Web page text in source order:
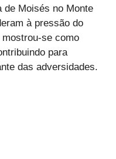
de Moisés no Monte
à pressão do
se como
para
das adversidades.